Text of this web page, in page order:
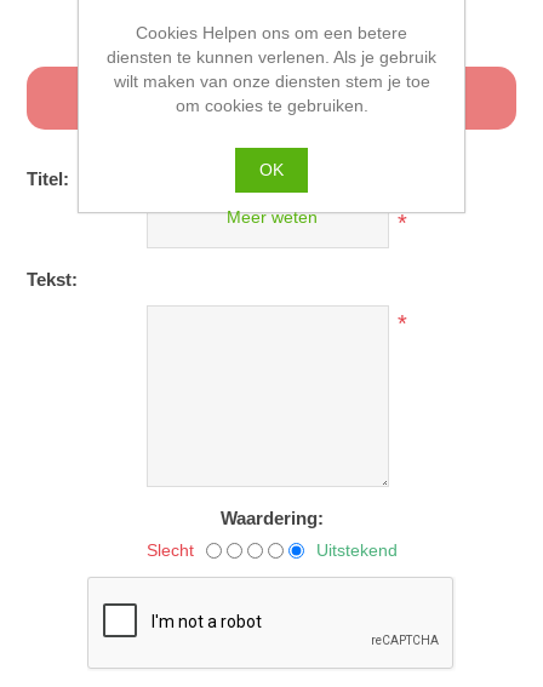
Schrijf uw eigen beoordeling
Alleen geregistreerde gebruikers kunnen een
beoordeling schrijven
Titel:
*
Tekst:
*
Waardering:
Slecht Uitstekend
Cookies Helpen ons om een betere
diensten te kunnen verlenen. Als je gebruik
wilt maken van onze diensten stem je toe
om cookies te gebruiken.
OK
Meer weten